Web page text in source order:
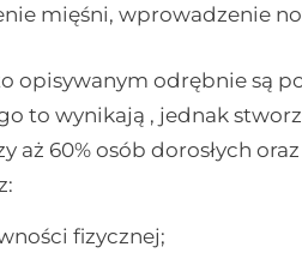
mięśni, wprowadzenie
opisywanym odrębnie są
to wynikają , jednak
aż 60% osób dorosłych
fizycznej;